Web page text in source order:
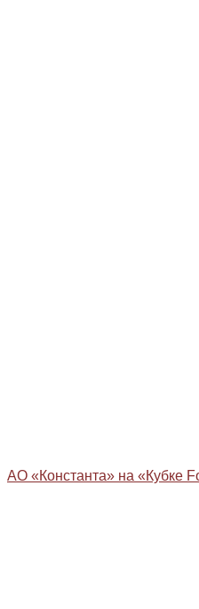
АО «Константа» на «Кубке